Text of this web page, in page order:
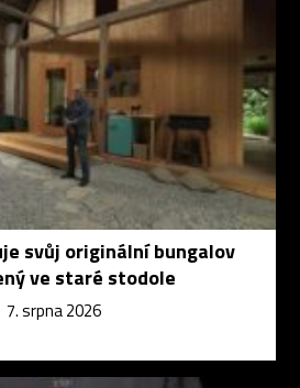
svůj originální bungalov
ve staré stodole
7. srpna 2026